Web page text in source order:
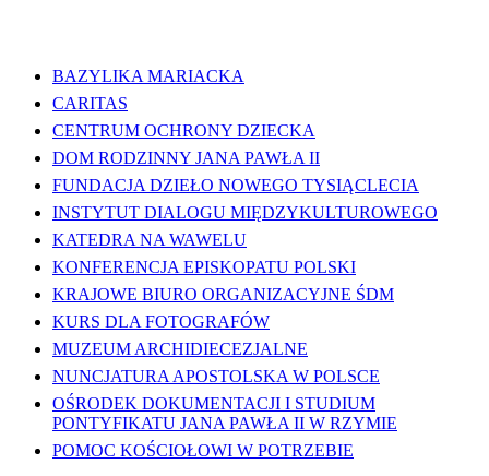
BAZYLIKA MARIACKA
CARITAS
CENTRUM OCHRONY DZIECKA
DOM RODZINNY JANA PAWŁA II
FUNDACJA DZIEŁO NOWEGO TYSIĄCLECIA
INSTYTUT DIALOGU MIĘDZYKULTUROWEGO
KATEDRA NA WAWELU
KONFERENCJA EPISKOPATU POLSKI
KRAJOWE BIURO ORGANIZACYJNE ŚDM
KURS DLA FOTOGRAFÓW
MUZEUM ARCHIDIECEZJALNE
NUNCJATURA APOSTOLSKA W POLSCE
OŚRODEK DOKUMENTACJI I STUDIUM
PONTYFIKATU JANA PAWŁA II W RZYMIE
POMOC KOŚCIOŁOWI W POTRZEBIE